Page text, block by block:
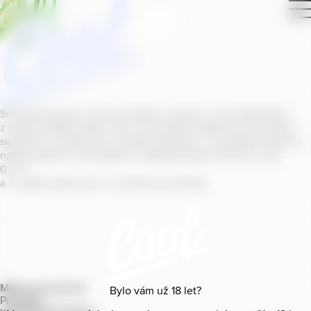
Bylo vám už 18 let?
Smícháním piva s ovocnou šťávou vytvořil v roce
z našich sládků
segmentu na bázi piva v České republice. V současné době se
naše portfolio Cool skládá z nealkoholických příchutí s alk.
0
a z nealko řady Cool+ s funkčními benefity.
Mapa provozoven
Produkty